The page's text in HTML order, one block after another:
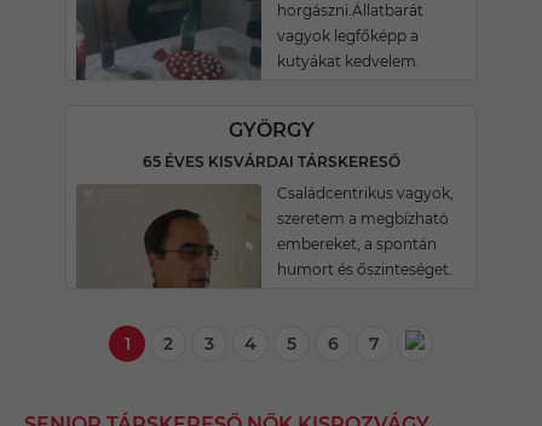
horgászni.Állatbarát
vagyok legfőképp a
kutyákat kedvelem.
GYÖRGY
65 ÉVES KISVÁRDAI TÁRSKERESŐ
Családcentrikus vagyok,
szeretem a megbízható
embereket, a spontán
humort és őszinteséget.
1 2 3 4 5 6 7